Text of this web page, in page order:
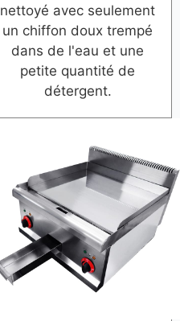
nettoyé avec seulement
un chiffon doux trempé
dans de l'eau et une
petite quantité de
détergent.